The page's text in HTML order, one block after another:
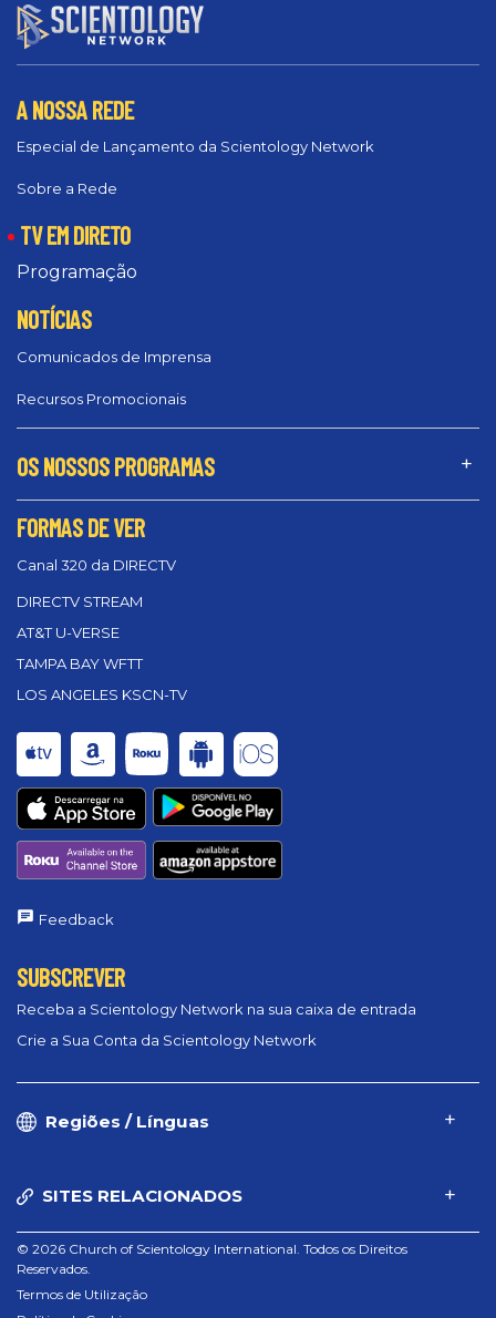
A NOSSA REDE
Especial de Lançamento da Scientology Network
Sobre a Rede
TV EM DIRETO
Programação
NOTÍCIAS
Comunicados de Imprensa
Recursos Promocionais
OS NOSSOS PROGRAMAS
FORMAS DE VER
Canal 320 da DIRECTV
DIRECTV STREAM
AT&T U-VERSE
TAMPA BAY WFTT
LOS ANGELES KSCN-TV
Feedback
SUBSCREVER
Receba a Scientology Network na sua caixa de entrada
Crie a Sua Conta da Scientology Network
Regiões / Línguas
SITES RELACIONADOS
© 2026 Church of Scientology International. Todos os Direitos
Reservados.
Termos de Utilização